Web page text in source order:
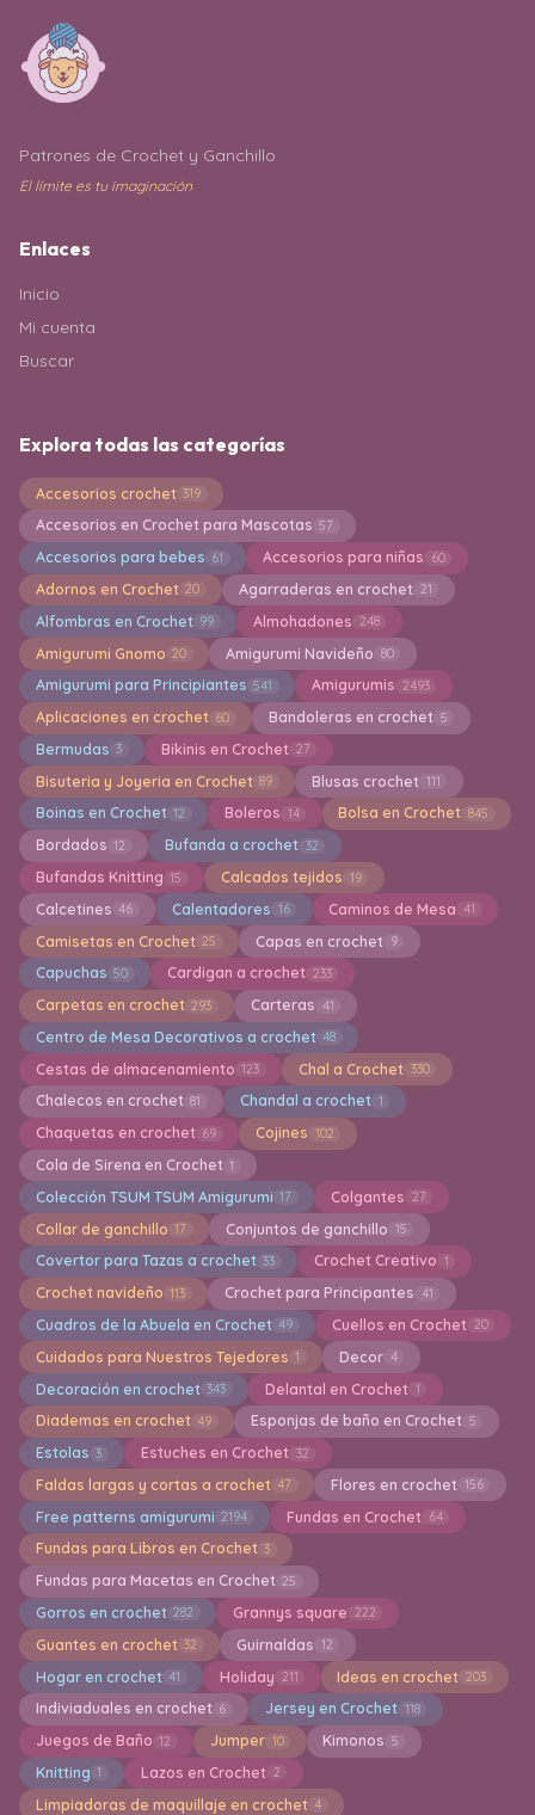
Patrones de Crochet y Ganchillo
El límite es tu imaginación
Enlaces
Inicio
Mi cuenta
Buscar
Explora todas las categorías
Accesorios crochet 319
Accesorios en Crochet para Mascotas 57
Accesorios para bebes 61 Accesorios para niñas 60
Adornos en Crochet 20 Agarraderas en crochet 21
Alfombras en Crochet 99 Almohadones 248
Amigurumi Gnomo 20 Amigurumi Navideño 80
Amigurumi para Principiantes 541 Amigurumis 2493
Aplicaciones en crochet 60 Bandoleras en crochet 5
Bermudas 3 Bikinis en Crochet 27
Bisuteria y Joyeria en Crochet 89 Blusas crochet 111
Boinas en Crochet 12 Boleros 14 Bolsa en Crochet 845
Bordados 12 Bufanda a crochet 32
Bufandas Knitting 15 Calcados tejidos 19
Calcetines 46 Calentadores 16 Caminos de Mesa 41
Camisetas en Crochet 25 Capas en crochet 9
Capuchas 50 Cardigan a crochet 233
Carpetas en crochet 293 Carteras 41
Centro de Mesa Decorativos a crochet 48
Cestas de almacenamiento 123 Chal a Crochet 330
Chalecos en crochet 81 Chandal a crochet 1
Chaquetas en crochet 69 Cojines 102
Cola de Sirena en Crochet 1
Colección TSUM TSUM Amigurumi 17 Colgantes 27
Collar de ganchillo 17 Conjuntos de ganchillo 15
Covertor para Tazas a crochet 33 Crochet Creativo 1
Crochet navideño 113 Crochet para Principantes 41
Cuadros de la Abuela en Crochet 49 Cuellos en Crochet 20
Cuidados para Nuestros Tejedores 1 Decor 4
Decoración en crochet 343 Delantal en Crochet 1
Diademas en crochet 49 Esponjas de baño en Crochet 5
Estolas 3 Estuches en Crochet 32
Faldas largas y cortas a crochet 47 Flores en crochet 156
Free patterns amigurumi 2194 Fundas en Crochet 64
Fundas para Libros en Crochet 3
Fundas para Macetas en Crochet 25
Gorros en crochet 282 Grannys square 222
Guantes en crochet 32 Guirnaldas 12
Hogar en crochet 41 Holiday 211 Ideas en crochet 203
Indiviaduales en crochet 6 Jersey en Crochet 118
Juegos de Baño 12 Jumper 10 Kimonos 5
Knitting 1 Lazos en Crochet 2
Limpiadoras de maquillaje en crochet 4